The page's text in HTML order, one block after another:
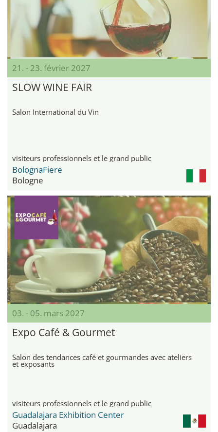
21. - 23. février 2027
SLOW WINE FAIR
Salon International du Vin
visiteurs professionnels et le grand public
BolognaFiere
Bologne
03. - 05. mars 2027
Expo Café & Gourmet
Salon des tendances café et gourmandes avec ateliers
et exposants
visiteurs professionnels et le grand public
Guadalajara Exhibition Center
Guadalajara